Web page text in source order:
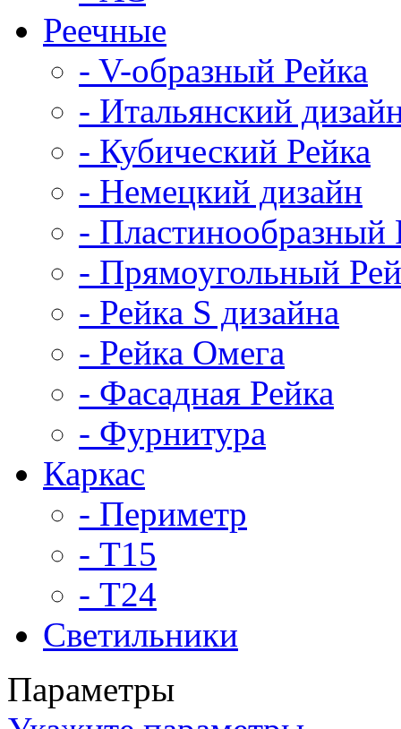
Реечные
- V-образный Рейка
- Итальянский
- Кубический Рейка
- Немецкий дизайн
- Пластинообразный
- Прямоугольный
- Рейка S дизайна
- Рейка Омега
- Фасадная Рейка
- Фурнитура
Каркас
- Периметр
- Т15
- Т24
Светильники
Параметры